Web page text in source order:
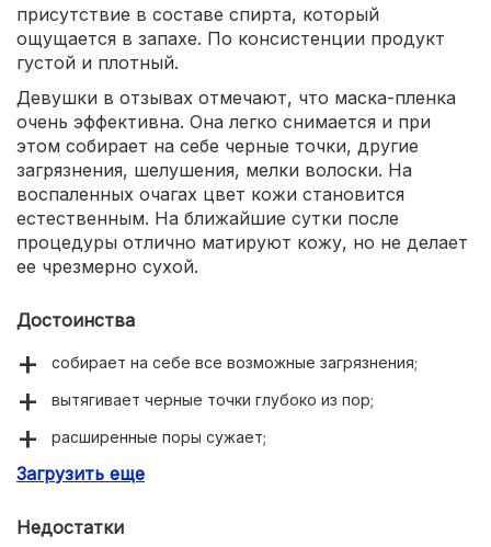
присутствие в составе спирта, который
ощущается в запахе. По консистенции продукт
густой и плотный.
Девушки в отзывах отмечают, что маска-пленка
очень эффективна. Она легко снимается и при
этом собирает на себе черные точки, другие
загрязнения, шелушения, мелки волоски. На
воспаленных очагах цвет кожи становится
естественным. На ближайшие сутки после
процедуры отлично матируют кожу, но не делает
ее чрезмерно сухой.
Достоинства
собирает на себе все возможные загрязнения;
вытягивает черные точки глубоко из пор;
расширенные поры сужает;
не провоцирует покраснения или раздражения;
Загрузить еще
Недостатки